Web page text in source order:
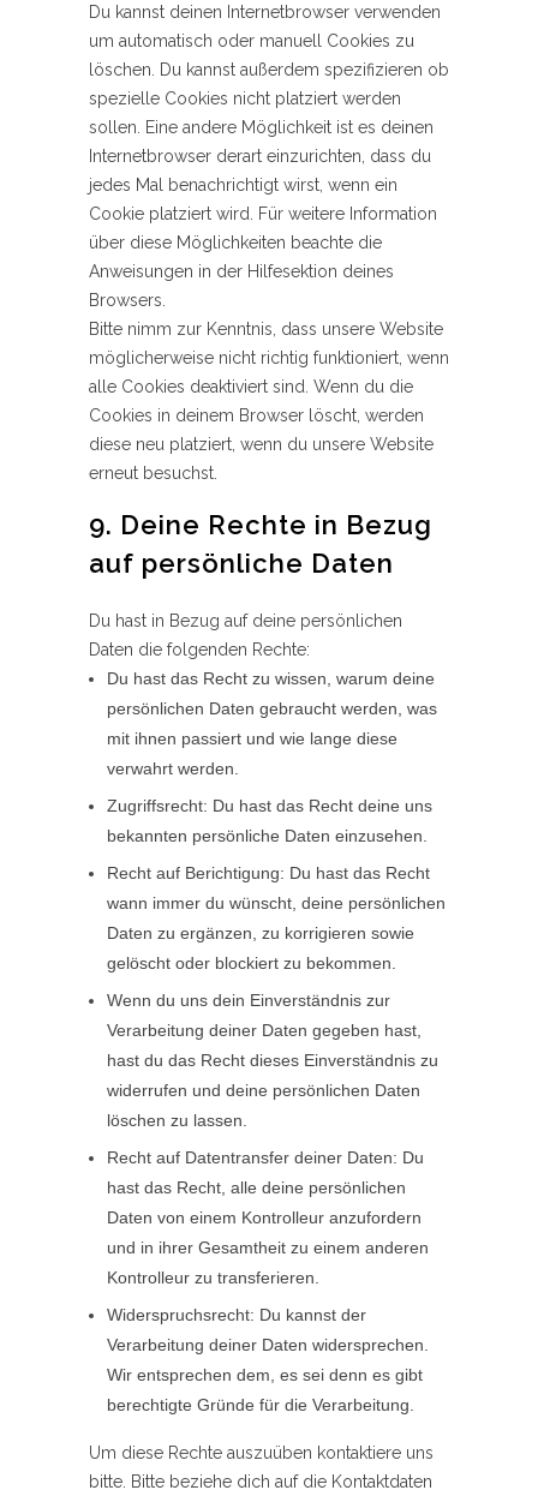
Du kannst deinen Internetbrowser verwenden
um automatisch oder manuell Cookies zu
löschen. Du kannst außerdem spezifizieren ob
spezielle Cookies nicht platziert werden
sollen. Eine andere Möglichkeit ist es deinen
Internetbrowser derart einzurichten, dass du
jedes Mal benachrichtigt wirst, wenn ein
Cookie platziert wird. Für weitere Information
über diese Möglichkeiten beachte die
Anweisungen in der Hilfesektion deines
Browsers.
Bitte nimm zur Kenntnis, dass unsere Website
möglicherweise nicht richtig funktioniert, wenn
alle Cookies deaktiviert sind. Wenn du die
Cookies in deinem Browser löscht, werden
diese neu platziert, wenn du unsere Website
erneut besuchst.
9. Deine Rechte in Bezug
auf persönliche Daten
Du hast in Bezug auf deine persönlichen
Daten die folgenden Rechte:
Du hast das Recht zu wissen, warum deine
persönlichen Daten gebraucht werden, was
mit ihnen passiert und wie lange diese
verwahrt werden.
Zugriffsrecht: Du hast das Recht deine uns
bekannten persönliche Daten einzusehen.
Recht auf Berichtigung: Du hast das Recht
wann immer du wünscht, deine persönlichen
Daten zu ergänzen, zu korrigieren sowie
gelöscht oder blockiert zu bekommen.
Wenn du uns dein Einverständnis zur
Verarbeitung deiner Daten gegeben hast,
hast du das Recht dieses Einverständnis zu
widerrufen und deine persönlichen Daten
löschen zu lassen.
Recht auf Datentransfer deiner Daten: Du
hast das Recht, alle deine persönlichen
Daten von einem Kontrolleur anzufordern
und in ihrer Gesamtheit zu einem anderen
Kontrolleur zu transferieren.
Widerspruchsrecht: Du kannst der
Verarbeitung deiner Daten widersprechen.
Wir entsprechen dem, es sei denn es gibt
berechtigte Gründe für die Verarbeitung.
Um diese Rechte auszuüben kontaktiere uns
bitte. Bitte beziehe dich auf die Kontaktdaten